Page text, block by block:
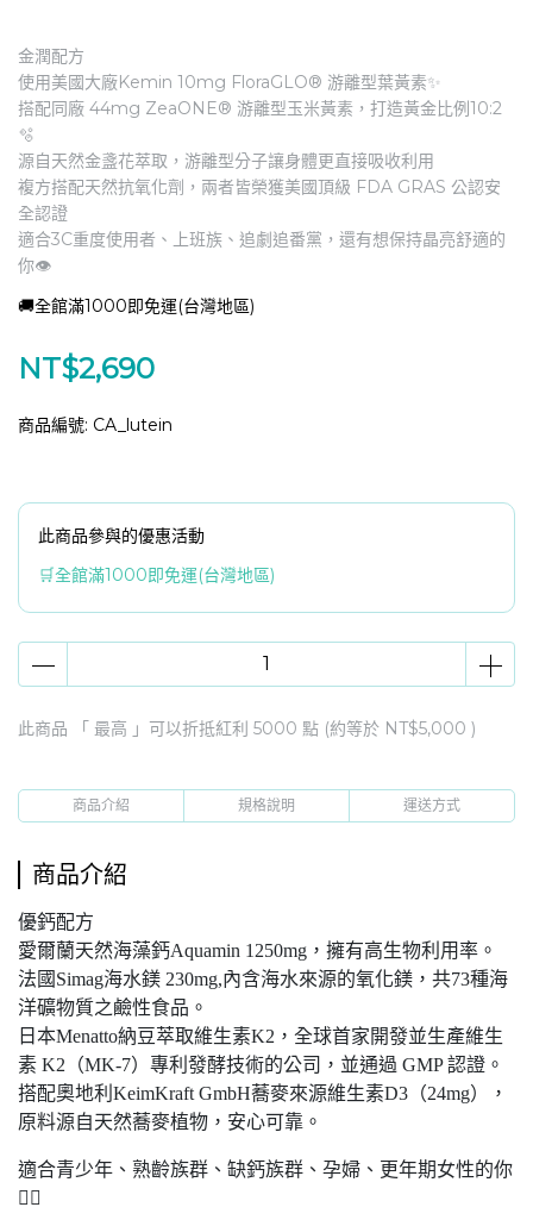
金潤配方
使用美國大廠Kemin 10mg FloraGLO® 游離型葉黃素✨
搭配同廠 44mg ZeaONE® 游離型玉米黃素，打造黃金比例10:2
🫧
源自天然金盞花萃取，游離型分子讓身體更直接吸收利用
複方搭配天然抗氧化劑，兩者皆榮獲美國頂級 FDA GRAS 公認安
全認證
適合3C重度使用者、上班族、追劇追番黨，還有想保持晶亮舒適的
你👁️
🚚全館滿1000即免運(台灣地區)
NT$2,690
商品編號: CA_lutein
此商品參與的優惠活動
🛒全館滿1000即免運(台灣地區)
此商品 「 最高 」可以折抵紅利 5000 點 (約等於 NT$5,000 )
商品介紹 規格說明 運送方式
商品介紹
優鈣配方
愛爾蘭天然海藻鈣Aquamin 1250mg，擁有高生物利用率。
法國Simag海水鎂 230mg,內含海水來源的氧化鎂，共73種海
洋礦物質之鹼性食品。
日本Menatto納豆萃取維生素K2，全球首家開發並生產維生
素 K2（MK-7）專利發酵技術的公司，並通過 GMP 認證。
搭配奧地利KeimKraft GmbH蕎麥來源維生素D3（24mg），
原料源自天然蕎麥植物，安心可靠。
適合青少年、熟齡族群、缺鈣族群、孕婦、更年期女性的你
🏃‍♂️